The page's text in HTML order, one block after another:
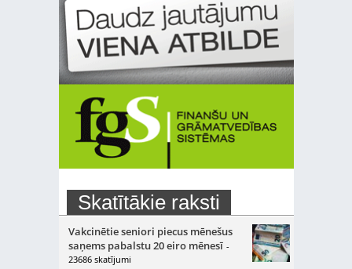
Skatītākie raksti
Vakcinētie seniori piecus mēnešus
saņems pabalstu 20 eiro mēnesī -
23686 skatījumi